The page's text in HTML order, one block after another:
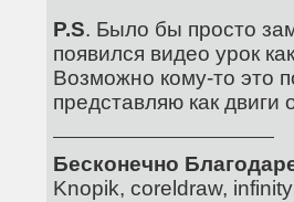
P.S. Было бы просто
появился видео урок
Возможно кому-то это
представляю как двиги
Бесконечно
Knopik, coreldraw,